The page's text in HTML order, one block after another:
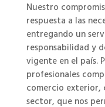
Nuestro
respuesta a las
entregando un
responsabilidad y
vigente en el país.
profesionales
comercio exterior,
sector, que nos